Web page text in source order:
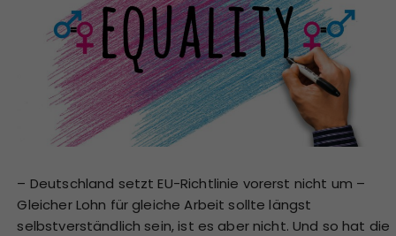
– Deutschland setzt EU-Richtlinie vorerst nicht um –
Gleicher Lohn für gleiche Arbeit sollte längst
selbstverständlich sein, ist es aber nicht. Und so hat die